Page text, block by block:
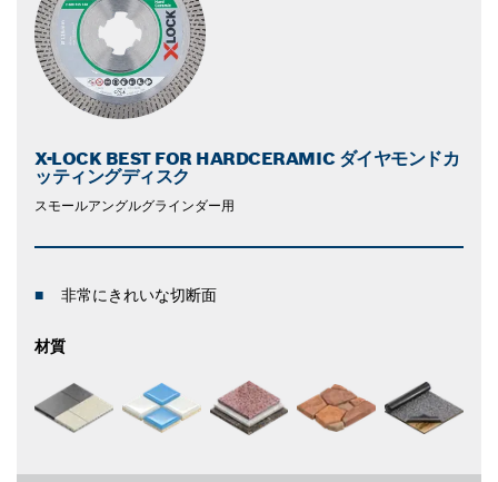
X-LOCK BEST FOR HARDCERAMIC ダイヤモンドカ
ッティングディスク
スモールアングルグラインダー用
非常にきれいな切断面
材質